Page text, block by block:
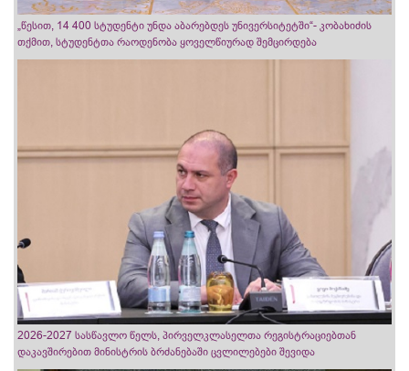
„წესით, 14 400 სტუდენტი უნდა აბარებდეს უნივერსიტეტში“- კობახიძის
თქმით, სტუდენტთა რაოდენობა ყოველწიურად შემცირდება
2026-2027 სასწავლო წელს, პირველკლასელთა რეგისტრაციებთან
დაკავშირებით მინისტრის ბრძანებაში ცვლილებები შევიდა